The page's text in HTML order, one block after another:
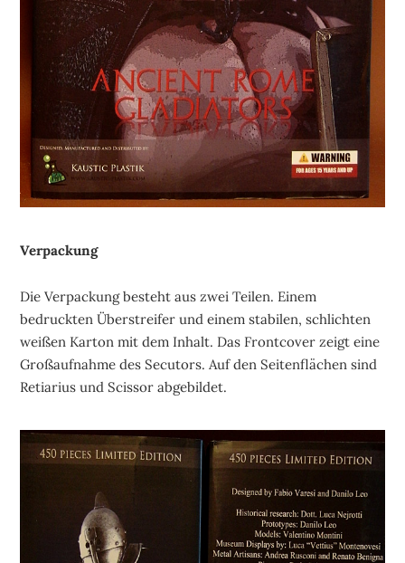
Verpackung
Die Verpackung besteht aus zwei Teilen. Einem
bedruckten Überstreifer und einem stabilen, schlichten
weißen Karton mit dem Inhalt. Das Frontcover zeigt eine
Großaufnahme des Secutors. Auf den Seitenflächen sind
Retiarius und Scissor abgebildet.